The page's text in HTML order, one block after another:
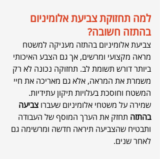
למה תחזוקת צביעת אלומיניום
בהתזה חשובה?
צביעת אלומיניום בהתזה מעניקה למשטח
מראה מקצועי ומרשים, אך גם הצבע האיכותי
ביותר דורש תשומת לב. תחזוקה נכונה לא רק
משמרת את המראה, אלא גם מאריכה את חיי
המשטח וחוסכת בעלויות תיקון עתידיות.
שמירה על משטחי אלומיניום שעברו צביעה
בהתזה תחזק את הערך המוסף של העבודה
ותבטיח שהצביעה תיראה חדשה ומרשימה גם
לאחר שנים.